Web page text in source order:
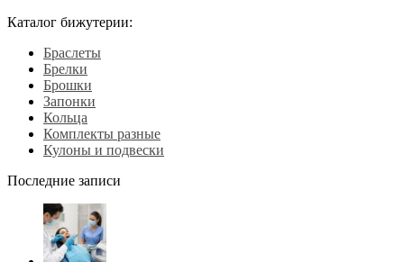
Каталог бижутерии:
Браслеты
Брелки
Брошки
Запонки
Кольца
Комплекты разные
Кулоны и подвески
Последние записи